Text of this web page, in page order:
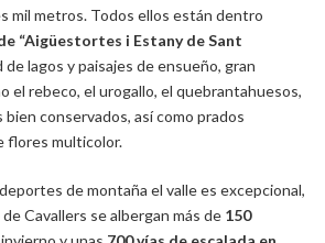
mil metros. Todos ellos están dentro
“Aigüestortes i Estany de Sant
lagos y paisajes de ensueño, gran
el rebeco, el urogallo, el quebrantahuesos,
conservados, así como prados
flores multicolor.
de montaña el valle es excepcional,
Cavallers se albergan más de 150